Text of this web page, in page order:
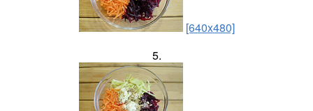
[640x480]
5.